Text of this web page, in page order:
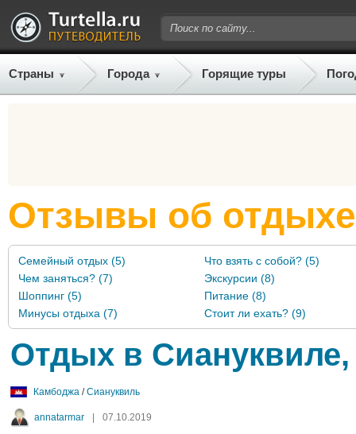
Страны Города Горящие туры
Отзывы об
Семейный отдых (5)
Что взять с собой? (5)
Чем заняться? (7)
Экскурсии (8)
Шоппинг (5)
Питание (8)
Минусы отдыха (7)
Стоит ли ехать? (9)
Отдых в
Камбоджа /Сиануквиль
annatarmar 07.10.2019